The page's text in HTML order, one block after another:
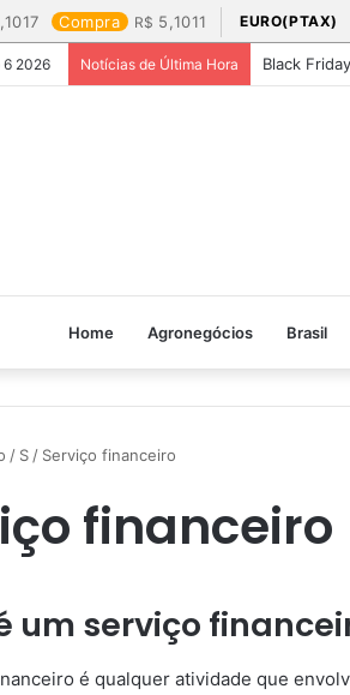
Compra 5,1011 EURO(PTAX)
2026 Notícias de Última Hora Black
Home Agronegócios Brasil
/ S / Serviço financeiro
financeiro
um serviço
é qualquer atividade que